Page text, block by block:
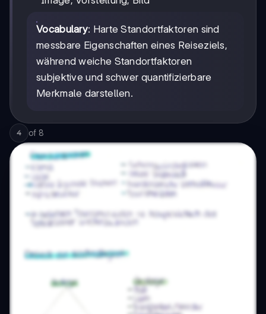
Vocabulary: Harte Standortfaktoren sind
messbare Eigenschaften eines Reiseziels,
während weiche Standortfaktoren
subjektive und schwer quantifizierbare
Merkmale darstellen.
4 of 8